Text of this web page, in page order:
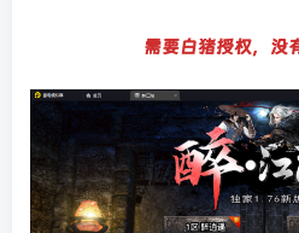
需要白猪授权，没